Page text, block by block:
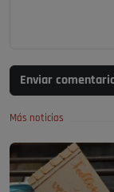
Enviar
Más noticias